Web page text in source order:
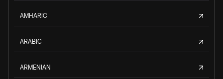
AMHARIC
ARABIC
ARMENIAN